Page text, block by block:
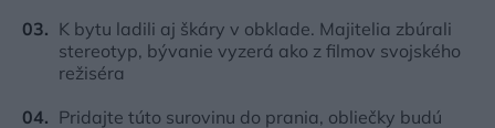
K bytu ladili aj škáry v obklade. Majitelia zbúrali
stereotyp, bývanie vyzerá ako z filmov svojského
režiséra
Pridajte túto surovinu do prania, obliečky budú